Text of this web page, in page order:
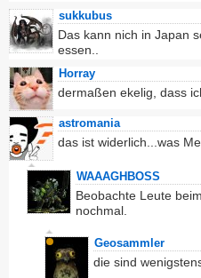
sukkubus
Das kann nich in Japan
essen..
Horray
dermaßen ekelig, dass
astromania
das ist widerlich...was
WAAAGHBOSS
Beobachte Leute
nochmal.
Geosammler
die sind